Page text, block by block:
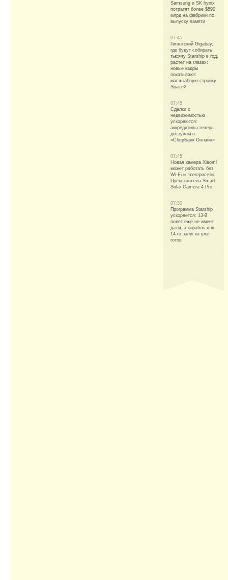
Samsung и SK hynix
потратят более $590
млрд на фабрики по
выпуску памяти
07:45
Гигантский Gigabay,
где будут собирать
тысячу Starship в год,
растет на глазах:
новые кадры
показывают
масштабную стройку
SpaceX
07:45
Сделки с
недвижимостью
ускоряются:
аккредитивы теперь
доступны в
«СберБанк Онлайн»
07:45
Новая камера Xiaomi
может работать без
Wi-Fi и электросети.
Представлена Smart
Solar Camera 4 Pro
07:30
Программа Starship
ускоряется: 13-й
полёт ещё не имеет
даты, а корабль для
14-го запуска уже
готов